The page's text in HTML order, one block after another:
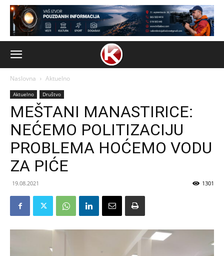
Naslovna Aktuelno
Aktuelno Društvo
MEŠTANI MANASTIRICE:
NEĆEMO POLITIZACIJU
PROBLEMA HOĆEMO VODU
ZA PIĆE
19.08.2021 1301